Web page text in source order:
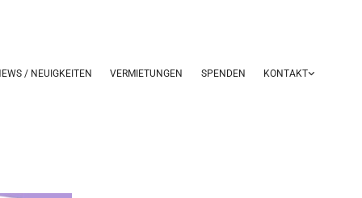
/ NEUIGKEITEN VERMIETUNGEN SPENDEN KONTAKT